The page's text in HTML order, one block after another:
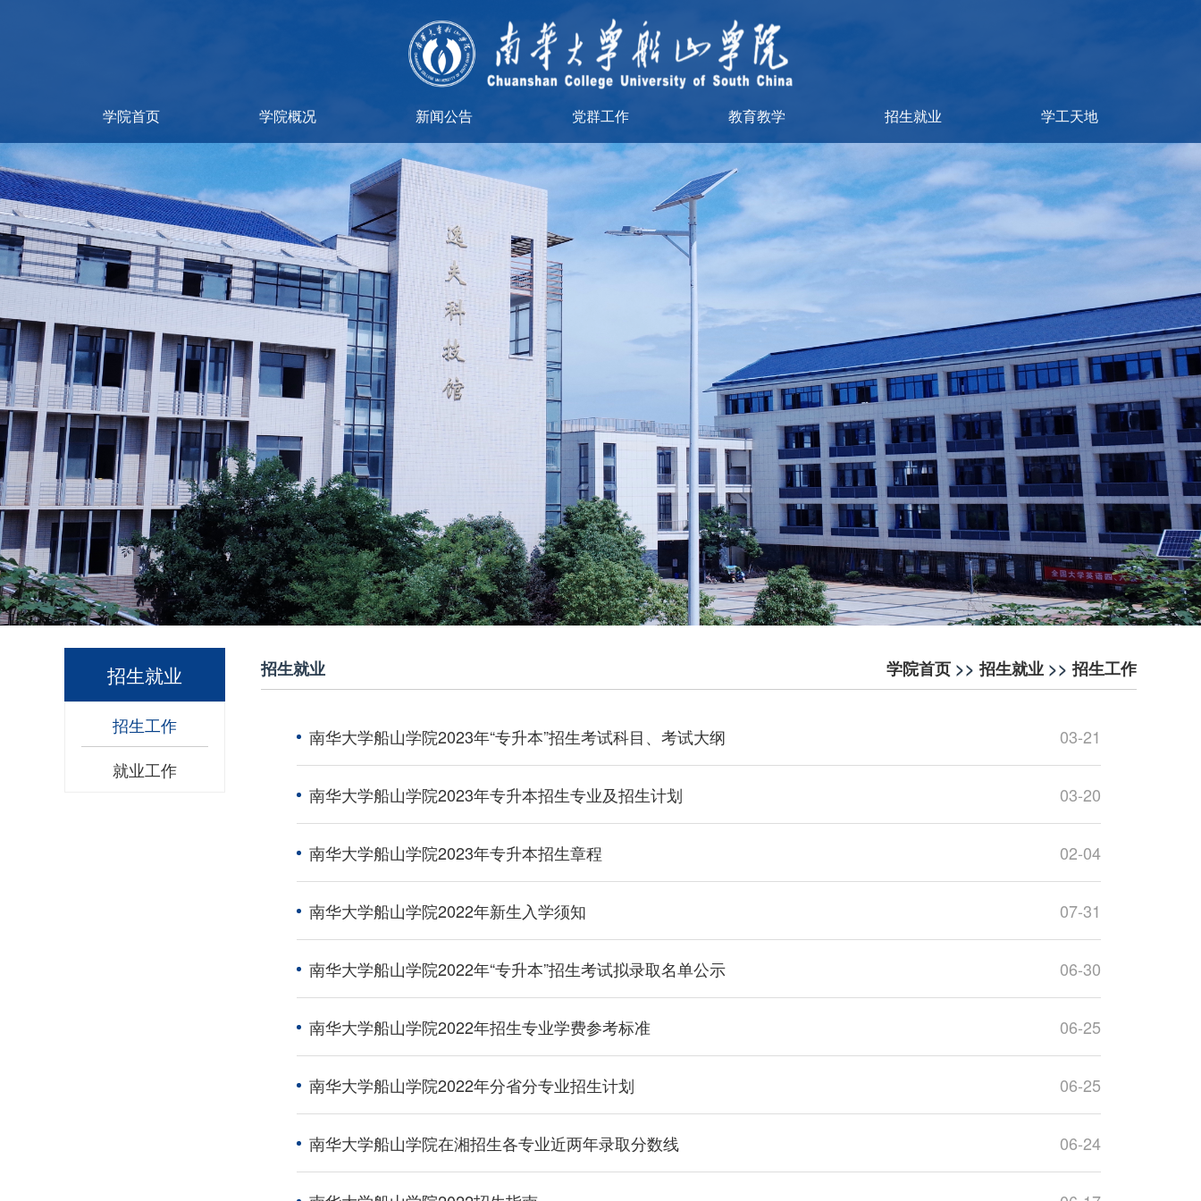
学院首页 学院概况 新闻公告 党群工作 教育教学 招生就业 学工天地
招生就业
招生工作
就业工作
招生就业 学院首页 >> 招生就业 >> 招生工作
南华大学船山学院2023年“专升本”招生考试科目、考试大纲 03-21
南华大学船山学院2023年专升本招生专业及招生计划 03-20
南华大学船山学院2023年专升本招生章程 02-04
南华大学船山学院2022年新生入学须知 07-31
南华大学船山学院2022年“专升本”招生考试拟录取名单公示 06-30
南华大学船山学院2022年招生专业学费参考标准 06-25
南华大学船山学院2022年分省分专业招生计划 06-25
南华大学船山学院在湘招生各专业近两年录取分数线 06-24